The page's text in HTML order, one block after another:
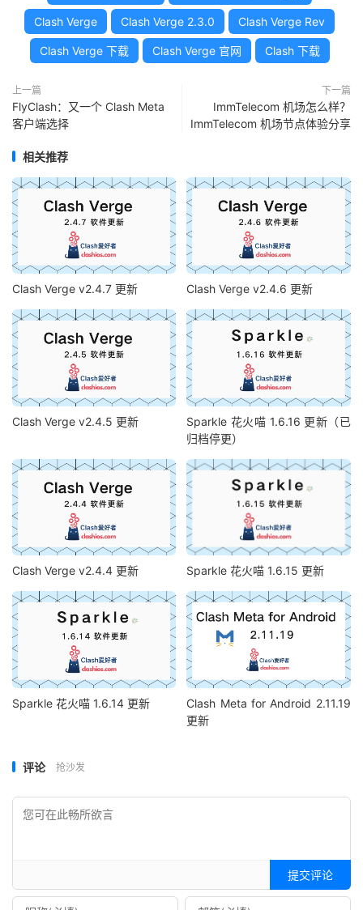
Clash Verge Clash Verge 2.3.0 Clash Verge Rev
Clash Verge 下载 Clash Verge 官网 Clash 下载
上一篇
FlyClash：又一个 Clash Meta
客户端选择
下一篇
ImmTelecom 机场怎么样？
ImmTelecom 机场节点体验分享
相关推荐
Clash Verge v2.4.7 更新 Clash Verge v2.4.6 更新
Clash Verge v2.4.5 更新
Sparkle 花火喵 1.6.16 更新（已
归档停更）
Clash Verge v2.4.4 更新 Sparkle 花火喵 1.6.15 更新
Sparkle 花火喵 1.6.14 更新
Clash Meta for Android 2.11.19
更新
评论 抢沙发
提交评论